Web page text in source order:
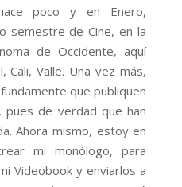
poco y en Enero,
semestre de Cine, en la
de Occidente, aquí
Cali, Valle. Una vez más,
que publiquen
pues de verdad que han
Ahora mismo, estoy en
mi monólogo, para
Videobook y enviarlos a